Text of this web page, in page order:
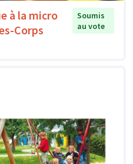
à la micro
Corps
Soumis
au vote